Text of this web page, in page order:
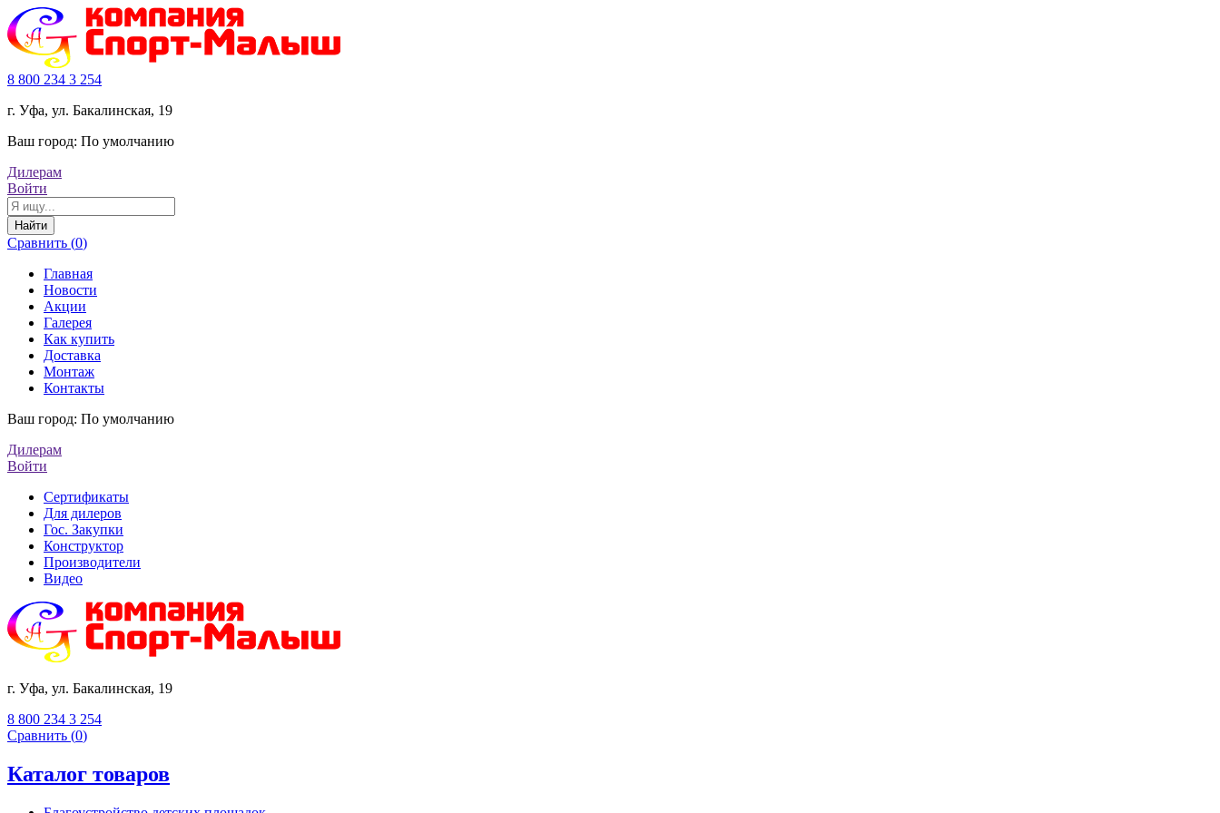
8 800 234 3 254
г. Уфа, ул. Бакалинская, 19
Ваш город: По умолчанию
Дилерам
Войти
Найти
Сравнить (0)
Главная
Новости
Акции
Галерея
Как купить
Доставка
Монтаж
Контакты
Ваш город: По умолчанию
Дилерам
Войти
Сертификаты
Для дилеров
Гос. Закупки
Конструктор
Производители
Видео
г. Уфа, ул. Бакалинская, 19
8 800 234 3 254
Сравнить (0)
Каталог товаров